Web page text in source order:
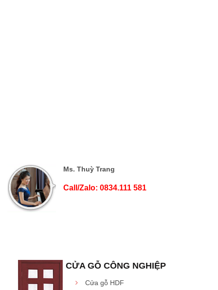
Ms. Thuỳ Trang
Call/Zalo: 0834.111 581
CỬA GỖ CÔNG NGHIỆP
Cửa gỗ HDF